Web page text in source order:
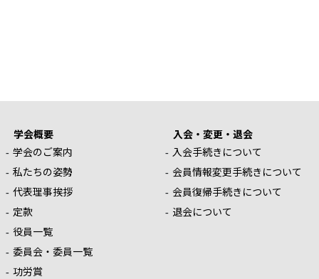
学会概要
学会のご案内
私たちの姿勢
代表理事挨拶
定款
役員一覧
委員会・委員一覧
功労賞
入会・変更・退会
入会手続きについて
会員情報変更手続きについて
会員復帰手続きについて
退会について